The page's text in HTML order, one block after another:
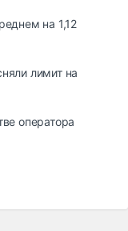
на 1,12
лимит на
оператора